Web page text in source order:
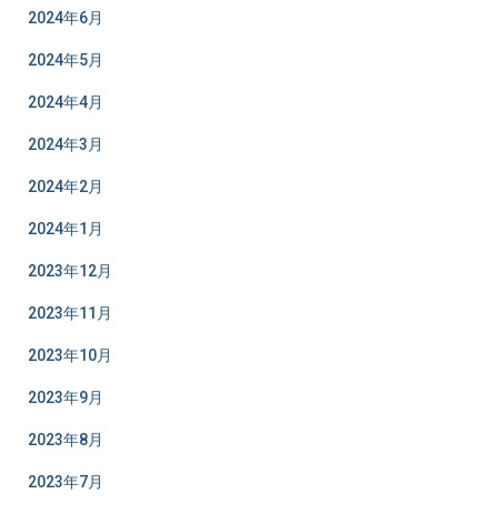
2024年6月
2024年5月
2024年4月
2024年3月
2024年2月
2024年1月
2023年12月
2023年11月
2023年10月
2023年9月
2023年8月
2023年7月